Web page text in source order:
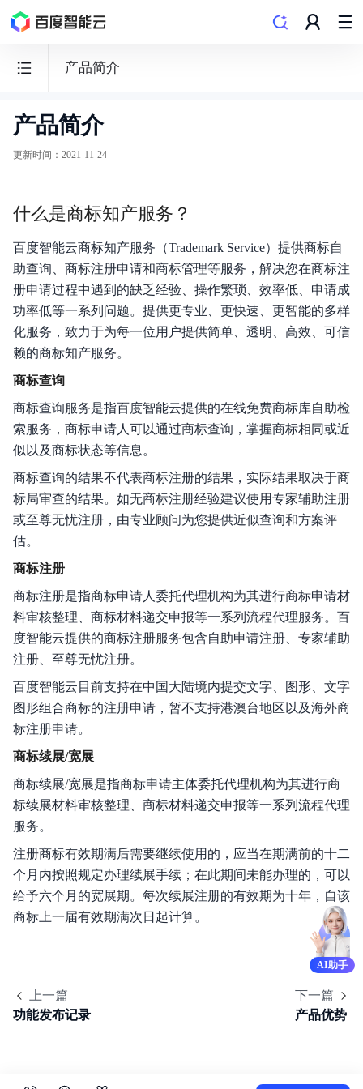
产品简介
商
标
服
务
TMS
公告信息
功能发布记录
产品描述
操作指南
移动端操作指南
常见问题
产品服务协议
产品简介
更新时间 ： 2021-11-24
什么是商标知产服务？
百度智能云商标知产服务（Trademark Service）提供商标自
助查询、商标注册申请和商标管理等服务，解决您在商标注
册申请过程中遇到的缺乏经验、操作繁琐、效率低、申请成
功率低等一系列问题。提供更专业、更快速、更智能的多样
化服务，致力于为每一位用户提供简单、透明、高效、可信
赖的商标知产服务。
商标查询
商标查询服务是指百度智能云提供的在线免费商标库自助检
索服务，商标申请人可以通过商标查询，掌握商标相同或近
似以及商标状态等信息。
商标查询的结果不代表商标注册的结果，实际结果取决于商
标局审查的结果。如无商标注册经验建议使用专家辅助注册
或至尊无忧注册，由专业顾问为您提供近似查询和方案评
估。
商标注册
商标注册是指商标申请人委托代理机构为其进行商标申请材
料审核整理、商标材料递交申报等一系列流程代理服务。百
度智能云提供的商标注册服务包含自助申请注册、专家辅助
注册、至尊无忧注册。
百度智能云目前支持在中国大陆境内提交文字、图形、文字
图形组合商标的注册申请，暂不支持港澳台地区以及海外商
标注册申请。
商标续展/宽展
商标续展/宽展是指商标申请主体委托代理机构为其进行商
标续展材料审核整理、商标材料递交申报等一系列流程代理
服务。
注册商标有效期满后需要继续使用的，应当在期满前的十二
个月内按照规定办理续展手续；在此期间未能办理的，可以
给予六个月的宽展期。每次续展注册的有效期为十年，自该
商标上一届有效期满次日起计算。
上一篇
功能发布记录
下一篇
产品优势
AI助手